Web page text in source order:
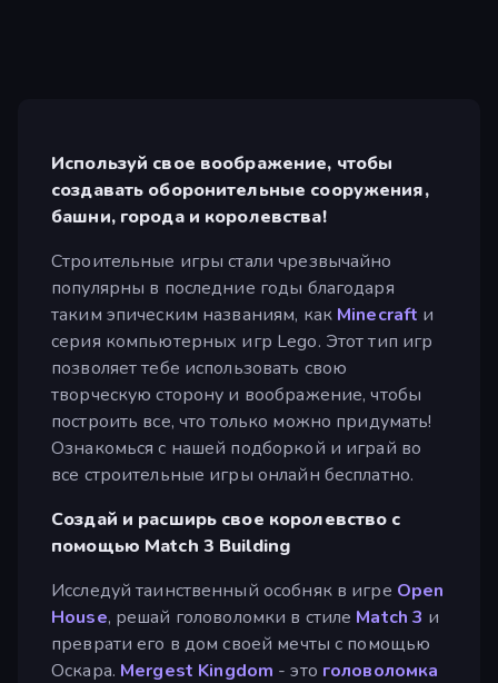
Используй свое воображение, чтобы
создавать оборонительные сооружения,
башни, города и королевства!
Строительные игры стали чрезвычайно
популярны в последние годы благодаря
таким эпическим названиям, как Minecraft и
серия компьютерных игр Lego. Этот тип игр
позволяет тебе использовать свою
творческую сторону и воображение, чтобы
построить все, что только можно придумать!
Ознакомься с нашей подборкой и играй во
все строительные игры онлайн бесплатно.
Создай и расширь свое королевство с
помощью Match 3 Building
Исследуй таинственный особняк в игре Open
House, решай головоломки в стиле Match 3 и
преврати его в дом своей мечты с помощью
Оскара. Mergest Kingdom - это головоломка